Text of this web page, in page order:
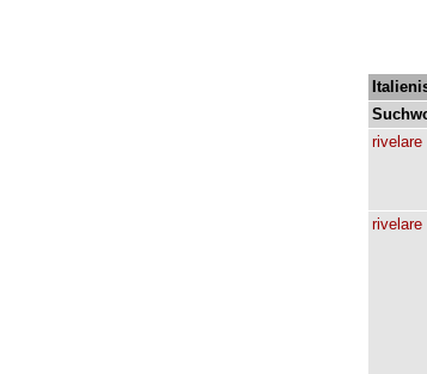
rivelare
rivelare